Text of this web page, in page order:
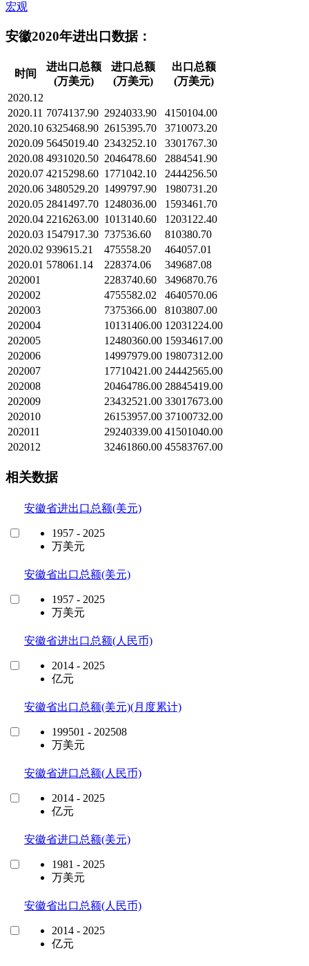
宏观
安徽2020年进出口数据：
时间
进出口总额
(万美元)
进口总额
(万美元)
出口总额
(万美元)
2020.12
2020.11 7074137.90 2924033.90
4150104.00
2020.10 6325468.90 2615395.70
3710073.20
2020.09 5645019.40 2343252.10
3301767.30
2020.08 4931020.50 2046478.60
2884541.90
2020.07 4215298.60 1771042.10
2444256.50
2020.06 3480529.20 1499797.90
1980731.20
2020.05 2841497.70 1248036.00
1593461.70
2020.04 2216263.00 1013140.60
1203122.40
2020.03 1547917.30 737536.60
810380.70
2020.02 939615.21 475558.20
464057.01
2020.01 578061.14 228374.06
349687.08
202001
2283740.60
3496870.76
202002
4755582.02
4640570.06
202003
7375366.00
8103807.00
202004
10131406.00 12031224.00
202005
12480360.00 15934617.00
202006
14997979.00 19807312.00
202007
17710421.00 24442565.00
202008
20464786.00 28845419.00
202009
23432521.00 33017673.00
202010
26153957.00 37100732.00
202011
29240339.00 41501040.00
202012
32461860.00 45583767.00
相关数据
安徽省进出口总额(美元)
1957 - 2025
万美元
安徽省出口总额(美元)
1957 - 2025
万美元
安徽省进出口总额(人民币)
2014 - 2025
亿元
安徽省出口总额(美元)(月度累计)
199501 - 202508
万美元
安徽省进口总额(人民币)
2014 - 2025
亿元
安徽省进口总额(美元)
1981 - 2025
万美元
安徽省出口总额(人民币)
2014 - 2025
亿元